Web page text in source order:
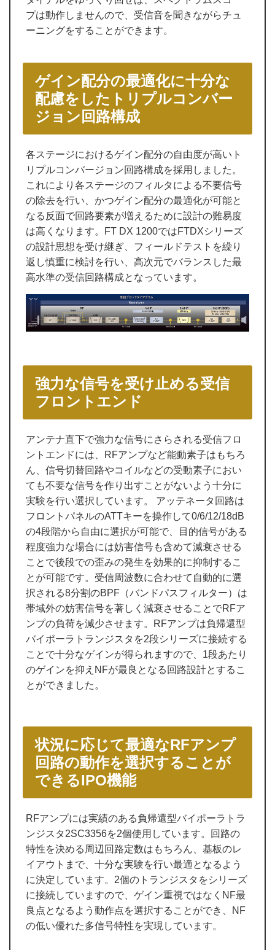
プは動作しませんので、受信音を聞きながらチュ
ーニングをすることができます。
ゲイン配分の最適化に十分な
配慮をしたトリプルコンバー
ジョン回路構成
各ステージにおけるゲイン配分の自由度が高いト
リプルコンバージョン回路構成を採用しました。
これにより各ステージのフィルタによる不要信号
の除去を行い、かつゲイン配分の最適化が可能と
なる反面で回路要素が増えるために設計の難易度
は高くなります。FT DX 1200ではFTDXシリーズ
の設計思想を受け継ぎ、フィールドテストを繰り
返し慎重に検討を行い、高次元でバランスした最
高水準の受信回路構成となっています。
強力な信号を受け止める受信
フロントエンド
アンテナ直下で強力な信号にさらされる受信フロ
ントエンドには、RFアンプなど能動素子はもちろ
ん、信号切替回路やコイルなどの受動素子におい
ても不要な信号を作り出すことがないよう十分に
実験を行い選択しています。 アッテネータ回路は
フロントパネルのATTキーを操作して0/6/12/18dB
の4段階から自由に選択が可能で、目的信号がある
程度強力な場合には妨害信号も含めて減衰させる
ことで後段での歪みの発生を効果的に抑制するこ
とが可能です。受信周波数に合わせて自動的に選
択される8分割のBPF（バンドパスフィルター）は
帯域外の妨害信号を著しく減衰させることでRFア
ンプの負荷を減少させます。RFアンプは負帰還型
バイポーラトランジスタを2段シリーズに接続する
ことで十分なゲインが得られますので、1段あたり
のゲインを抑えNFが最良となる回路設計とするこ
とができました。
状況に応じて最適なRFアンプ
回路の動作を選択することが
できるIPO機能
RFアンプには実績のある負帰還型バイポーラトラ
ンジスタ2SC3356を2個使用しています。回路の
特性を決める周辺回路定数はもちろん、基板のレ
イアウトまで、十分な実験を行い最適となるよう
に決定しています。2個のトランジスタをシリーズ
に接続していますので、ゲイン重視ではなくNF最
良点となるよう動作点を選択することができ、NF
の低い優れた多信号特性を実現しています。